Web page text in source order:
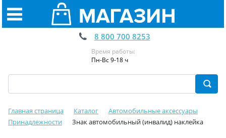
8 800 700 8253
Время работы:
Пн-Вс 9-18 ч
Главная страница Каталог
Автомобильные аксессуары
Принадлежности
Знак автомобильный (инвалид) наклейка